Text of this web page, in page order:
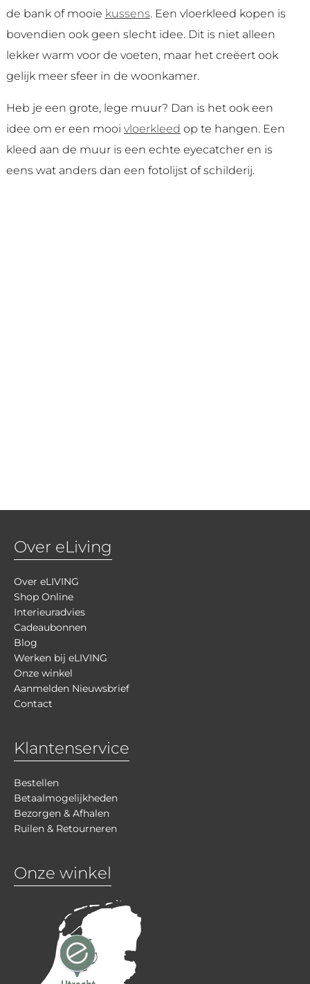
de bank of mooie kussens. Een vloerkleed kopen is
bovendien ook geen slecht idee. Dit is niet alleen
lekker warm voor de voeten, maar het creëert ook
gelijk meer sfeer in de woonkamer.
Heb je een grote, lege muur? Dan is het ook een
idee om er een mooi vloerkleed op te hangen. Een
kleed aan de muur is een echte eyecatcher en is
eens wat anders dan een fotolijst of schilderij.
Over eLiving
Over eLIVING
Shop Online
Interieuradvies
Cadeaubonnen
Blog
Werken bij eLIVING
Onze winkel
Aanmelden Nieuwsbrief
Contact
Klantenservice
Bestellen
Betaalmogelijkheden
Bezorgen & Afhalen
Ruilen & Retourneren
Onze winkel